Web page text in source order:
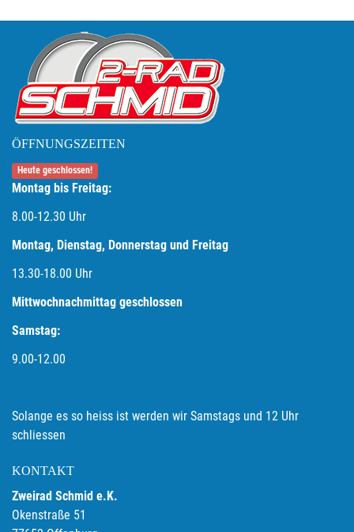
ÖFFNUNGSZEITEN
Heute geschlossen!
Montag bis Freitag:
8.00-12.30 Uhr
Montag, Dienstag, Donnerstag und Freitag
13.30-18.00 Uhr
Mittwochnachmittag geschlossen
Samstag:
9.00-12.00
Solange es so heiss ist werden wir Samstags und 12 Uhr
schliessen
KONTAKT
Zweirad Schmid e.K.
Okenstraße 51